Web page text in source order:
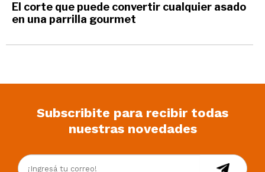
El corte que puede convertir cualquier asado
en una parrilla gourmet
Subscribite para recibir todas
nuestras novedades